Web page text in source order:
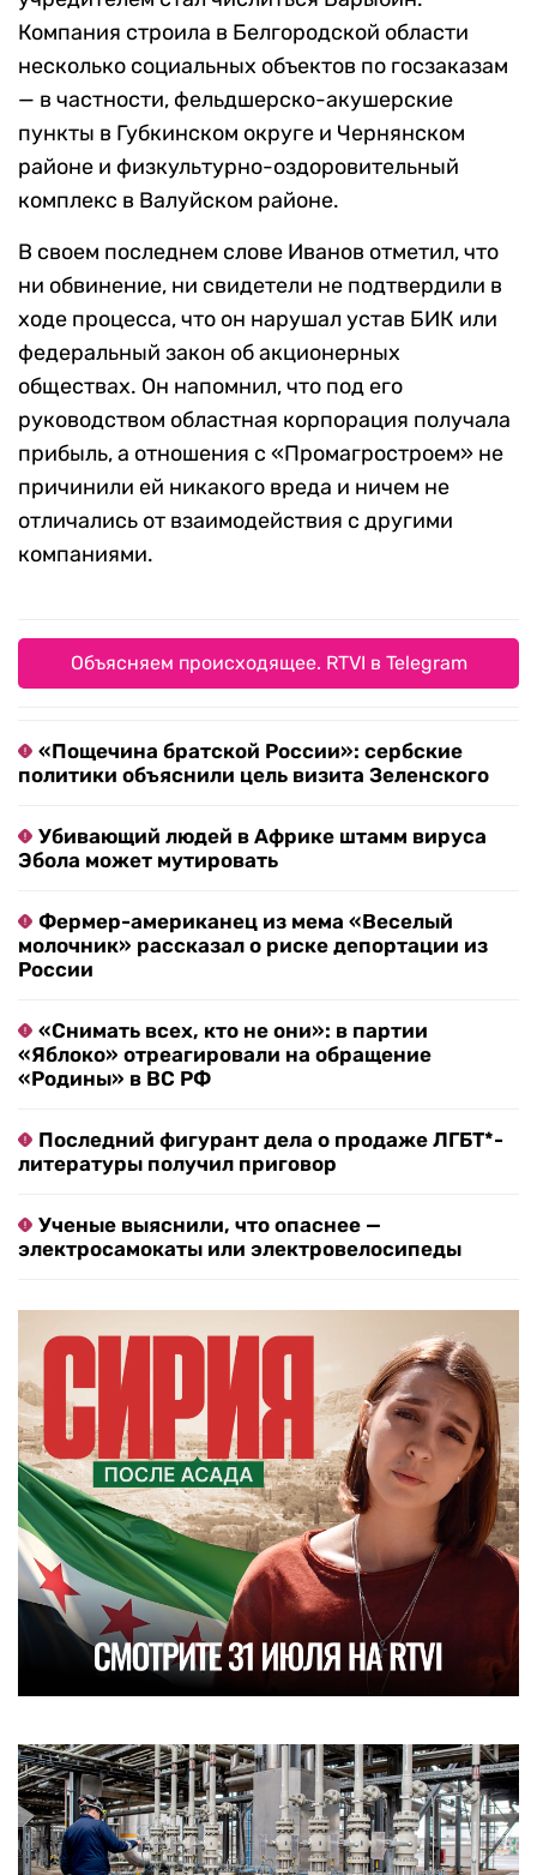
Компания строила в Белгородской области
несколько социальных объектов по госзаказам
— в частности, фельдшерско-акушерские
пункты в Губкинском округе и Чернянском
районе и физкультурно-оздоровительный
комплекс в Валуйском районе.
В своем последнем слове Иванов отметил, что
ни обвинение, ни свидетели не подтвердили в
ходе процесса, что он нарушал устав БИК или
федеральный закон об акционерных
обществах. Он напомнил, что под его
руководством областная корпорация получала
прибыль, а отношения с «Промагростроем» не
причинили ей никакого вреда и ничем не
отличались от взаимодействия с другими
компаниями.
Объясняем происходящее. RTVI в Telegram
«Пощечина братской России»: сербские
политики объяснили цель визита Зеленского
Убивающий людей в Африке штамм вируса
Эбола может мутировать
Фермер-американец из мема «Веселый
молочник» рассказал о риске депортации из
России
«Снимать всех, кто не они»: в партии
«Яблоко» отреагировали на обращение
«Родины» в ВС РФ
Последний фигурант дела о продаже ЛГБТ*-
литературы получил приговор
Ученые выяснили, что опаснее —
электросамокаты или электровелосипеды